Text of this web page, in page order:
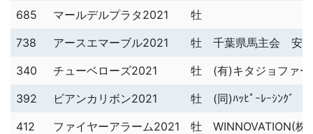
685
マールデルプラタ2021
牡
738
アースエマーブル2021 牡
千葉県馬主会 安
340
チューベローズ2021 牡
(有)キタジョファ
392
ビアンカリボン2021 牡
(同)ﾊｯﾋﾟｰﾚｰｼﾝｸﾞ
412
ファイヤーアラーム2021 牡
WINNOVATION(